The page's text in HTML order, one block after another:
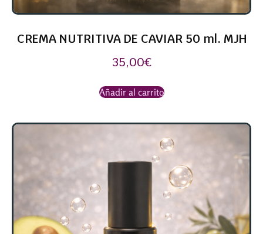
CREMA NUTRITIVA DE CAVIAR 50 ml. MJH
35,00€
Añadir al carrito